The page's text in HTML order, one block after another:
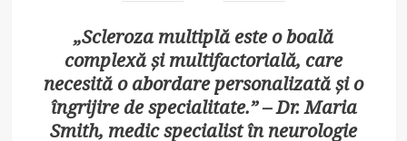
„Scleroza multiplă este o boală
complexă și multifactorială, care
necesită o abordare personalizată și o
îngrijire de specialitate.” – Dr. Maria
Smith, medic specialist în neurologie